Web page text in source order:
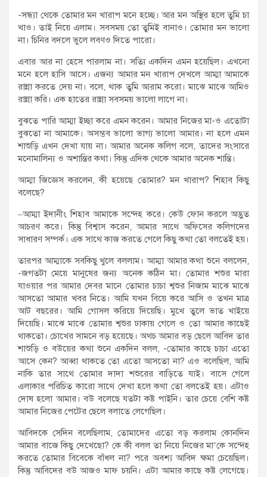
-সন্ধ্যা থেকে তোমার মন খারাপ মনে হচ্ছে। আর মন অস্থির হলে তুমি চা
খাও। তাই নিয়ে এলাম। সবসময় তো তুমিই বানাও। তোমার মন ভালো
না। চিনির বদলে ভুলে লবণও দিতে পারো।
এবার আর না হেসে পারলাম না। সত্যি একদিন এমন হয়েছিল। এখনো
মনে হলে হাসি আসে। এজন্য আমার মন খারাপ দেখলে আম্মা আমাকে
রান্না করতে দেয় না। বলে, থাক তুমি আরাম করো। মাঝে মাঝে আমিও
রান্না করি। এক হাতের রান্না সবসময় ভালো লাগে না।
বুঝতে পারি আম্মা ইচ্ছা করে এমন করেন। আমার নিজের মা-ও এতোটা
বুঝতো না আমাকে। অসম্ভব ভালো ভাগ্য ভালো আমার। না হলে এমন
শাশুড়ি এখন দেখা যায় না। আমার অনেক কলিগ বলে, তাদের সংসারে
মনোমালিন্য ও অশান্তির কথা। কিন্তু এদিক থেকে আমার অনেক শান্তি।
আম্মা জিজ্ঞেস করলেন, কী হয়েছে তোমার? মন খারাপ? শিহাব কিছু
বলেছে?
–আম্মা ইদানীং শিহাব আমাকে সন্দেহ করে। কেউ ফোন করলে অদ্ভুত
আচরণ করে। কিন্তু বিশ্বাস করেন, আমার সাথে অফিসের কলিগদের
সাধারণ সম্পর্ক। এক সাথে কাজ করতে গেলে কিছু কথা তো বলতেই হয়।
তারপর আম্মাকে সবকিছু খুলে বললাম। আম্মা আমার কথা শুনে বললেন,
-জগতটা মেয়ে মানুষের জন্য অনেক কঠিন মা। তোমার শশুর মারা
যাওয়ার পর আমার দেবর মানে তোমার চাচা শ্বশুর নিজাম মাঝে মাঝে
আসতো আমার খবর নিতে। আমি যখন বিয়ে করে আসি ও তখন মাত্র
আট বছরের। আমি গোসল করিয়ে দিয়েছি। মুখে তুলে ভাত খাইয়ে
দিয়েছি। মাঝে মাঝে তোমার শ্বশুর ঢাকায় গেলে ও তো আমার কাছেই
থাকতো। চোখের সামনে বড় হয়েছে। অথচ আমার বড় ছেলে আবিদ তার
শাশুড়ি ও বউয়ের কথা শুনে একদিন বলল, -তোমার কাছে চাচা এতো
আসে কেন? আব্বা থাকতে তো এতো আসতো না? এও বলেছিল, আমি
নাকি তার সাথে তোমার দাদা শশুরের বাড়িতে যাই। বাসে গেলে
এলাকার পরিচিত কারো সাথে দেখা হলে কথা তো বলতেই হয়। এটাও
দোষ হলো আমার। বউ বলেছে যতটা কষ্ট পাইনি। তার চেয়ে বেশি কষ্ট
আমার নিজের পেটের ছেলে বলাতে লেগেছিল।
আবিদকে সেদিন বলেছিলাম, তোমাদের এতো বড় করলাম কোনদিন
আমার বাজে কিছু দেখেছো? কে কী বলল তা নিয়ে নিজের মা’কে সন্দেহ
করতে তোমার বিবেকে বাঁধল না? পরে অবশ্য আবিদ ক্ষমা চেয়েছিল।
কিন্তু আবিদের বউ আজও মাফ চয়নি। এটা আমার কাছে কষ্ট লেগেছে।